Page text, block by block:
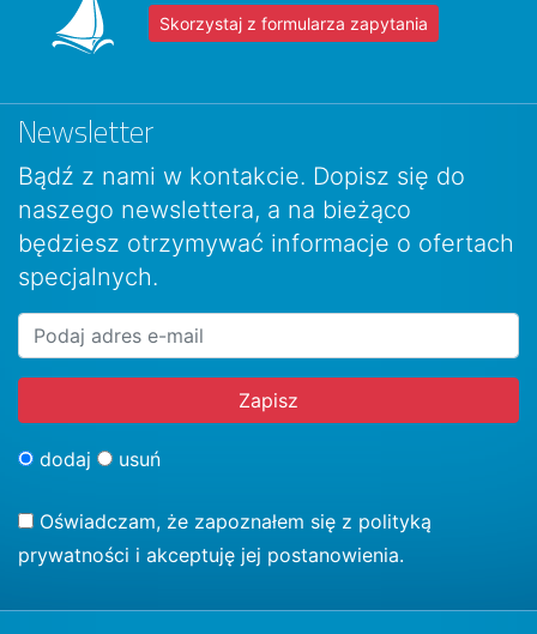
Skorzystaj z formularza zapytania
Newsletter
Bądź z nami w kontakcie. Dopisz się do
naszego newslettera, a na bieżąco
będziesz otrzymywać informacje o ofertach
specjalnych.
dodaj usuń
Oświadczam, że zapoznałem się z polityką
prywatności i akceptuję jej postanowienia.